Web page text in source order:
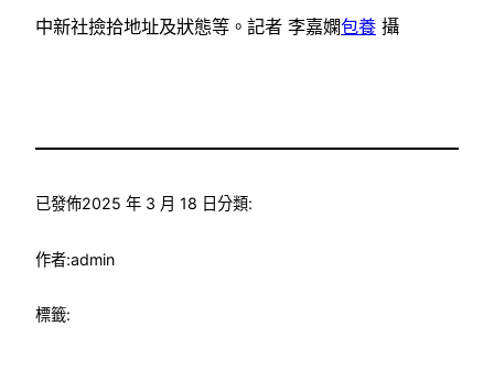
中新社撿拾地址及狀態等。記者 李嘉嫻包養 攝
已發佈2025 年 3 月 18 日分類:
作者:admin
標籤: